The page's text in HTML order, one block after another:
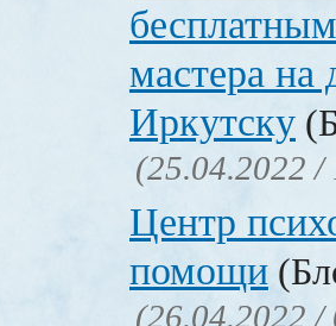
мастера на
Иркутску
(25.04.2022 /
Центр
помощи
(26.04.2022 /